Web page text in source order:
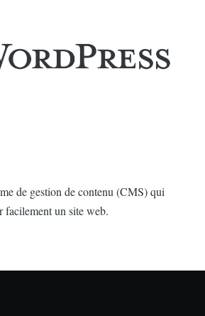
de gestion de contenu (CMS) qui
facilement un site web.